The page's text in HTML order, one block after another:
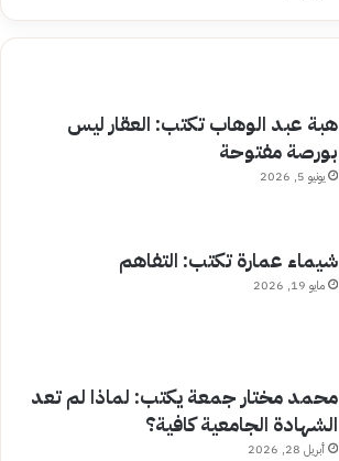
هبة عبد الوهاب تكتب: العقار ليس
بورصة مفتوحة
يونيو 5, 2026
شيماء عمارة تكتب: التفاهم
مايو 19, 2026
محمد مختار جمعة يكتب: لماذا لم تعد
الشهادة الجامعية كافية؟
أبريل 28, 2026